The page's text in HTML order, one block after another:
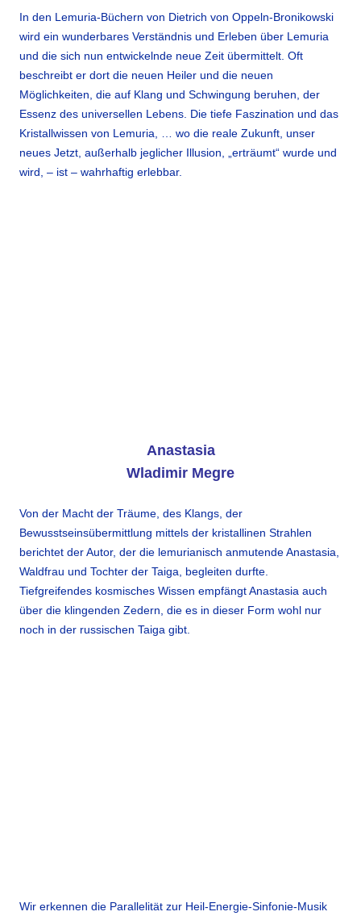
In den Lemuria-Büchern von Dietrich von Oppeln-Bronikowski
wird ein wunderbares Verständnis und Erleben über Lemuria
und die sich nun entwickelnde neue Zeit übermittelt. Oft
beschreibt er dort die neuen Heiler und die neuen
Möglichkeiten, die auf Klang und Schwingung beruhen, der
Essenz des universellen Lebens. Die tiefe Faszination und das
Kristallwissen von Lemuria, … wo die reale Zukunft, unser
neues Jetzt, außerhalb jeglicher Illusion, „erträumt“ wurde und
wird, – ist – wahrhaftig erlebbar.
Anastasia
Wladimir Megre
Von der Macht der Träume, des Klangs, der
Bewusstseinsübermittlung mittels der kristallinen Strahlen
berichtet der Autor, der die lemurianisch anmutende Anastasia,
Waldfrau und Tochter der Taiga, begleiten durfte.
Tiefgreifendes kosmisches Wissen empfängt Anastasia auch
über die klingenden Zedern, die es in dieser Form wohl nur
noch in der russischen Taiga gibt.
Wir erkennen die Parallelität zur Heil-Energie-Sinfonie-Musik